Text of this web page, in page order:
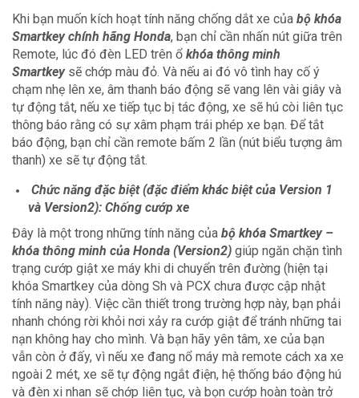
Khi bạn muốn kích hoạt tính năng chống dắt xe của bộ khóa
Smartkey chính hãng Honda, bạn chỉ cần nhấn nút giữa trên
Remote, lúc đó đèn LED trên ổ khóa thông minh
Smartkey sẽ chớp màu đỏ. Và nếu ai đó vô tình hay cố ý
chạm nhẹ lên xe, âm thanh báo động sẽ vang lên vài giây và
tự động tắt, nếu xe tiếp tục bị tác động, xe sẽ hú còi liên tục
thông báo rằng có sự xâm phạm trái phép xe bạn. Để tắt
báo động, bạn chỉ cần remote bấm 2 lần (nút biểu tượng âm
thanh) xe sẽ tự động tắt.
Chức năng đặc biệt (đặc điểm khác biệt của Version 1
và Version2): Chống cướp xe
Đây là một trong những tính năng của bộ khóa Smartkey –
khóa thông minh của Honda (Version2) giúp ngăn chặn tình
trạng cướp giật xe máy khi di chuyển trên đường (hiện tại
khóa Smartkey của dòng Sh và PCX chưa được cập nhật
tính năng này). Việc cần thiết trong trường hợp này, bạn phải
nhanh chóng rời khỏi nơi xảy ra cướp giật để tránh những tai
nạn không hay cho mình. Và bạn hãy yên tâm, xe của bạn
vẫn còn ở đấy, vì nếu xe đang nổ máy mà remote cách xa xe
ngoài 2 mét, xe sẽ tự động ngắt điện, hệ thống báo động hú
và đèn xi nhan sẽ chớp liên tục, và bọn cướp hoàn toàn trở